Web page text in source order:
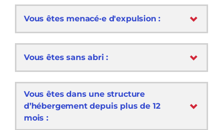
Vous êtes menacé·e d'expulsion :
Vous êtes sans abri :
Vous êtes dans une structure
d’hébergement depuis plus de 12
mois :